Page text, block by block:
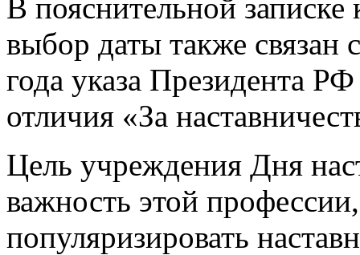
В пояснительной записке
выбор даты также связан
года указа Президента
отличия «За
Цель учреждения Дня
важность этой
популяризировать